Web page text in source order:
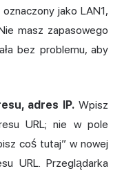
jako LAN1,
masz zapasowego
bez problemu, aby
adres IP. Wpisz
URL; nie w pole
coś tutaj” w nowej
URL. Przeglądarka